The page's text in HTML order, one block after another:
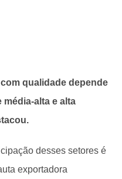
qualidade depende
alta e alta
desses setores é
exportadora